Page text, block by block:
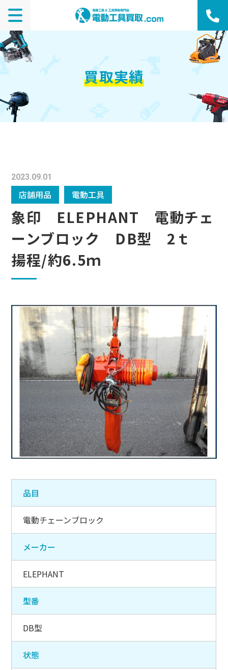
買取実績
2023.09.01
店舗用品 電動工具
象印 ELEPHANT 電動チェ
ーンブロック DB型 2ｔ
揚程/約6.5ｍ
品目
電動チェーンブロック
メーカー
ELEPHANT
型番
DB型
状態